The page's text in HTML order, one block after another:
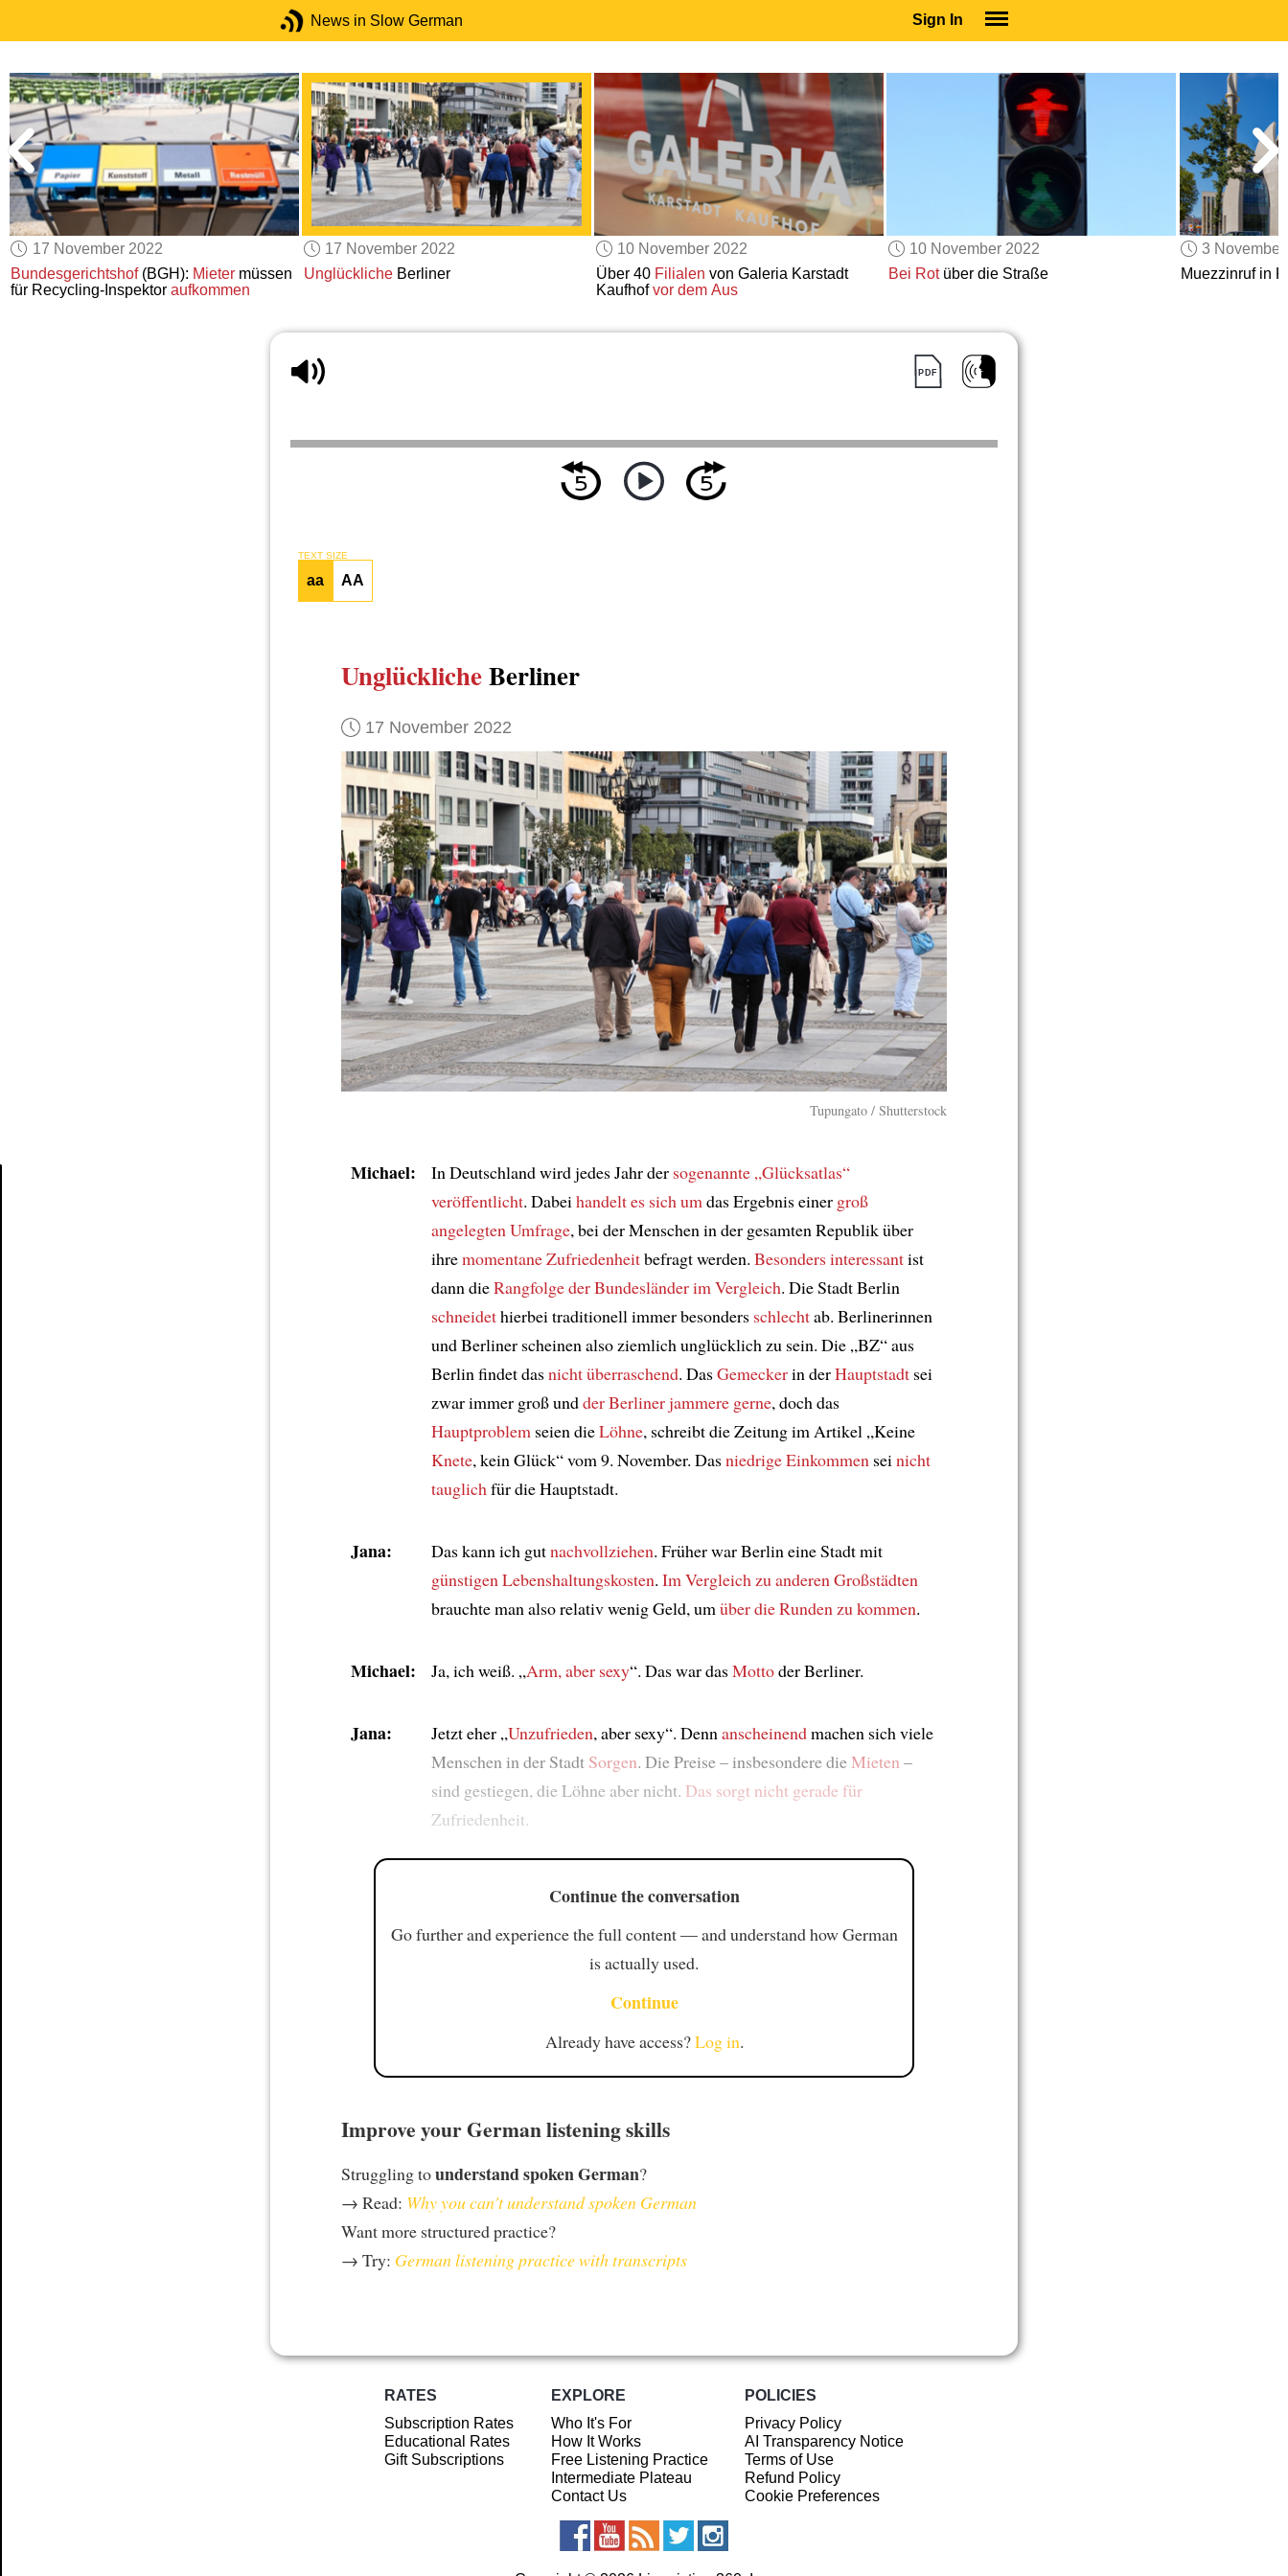
News in Slow German Sign In
SUBSCRIBE
EDUCATIONAL LICENSES
GIFT CARDS
OTHER LANGUAGES
ABOUT US
ALEXA
ADJUST COLORS
17 November 2022
Bundesgerichtshof(BGH): Mieter müssen
für Recycling-Inspektoraufkommen
17 November 2022
UnglücklicheBerliner
10 November 2022
Über 40 Filialen von Galeria Karstadt
Kaufhofvor dem Aus
10 November 2022
Bei Rotüber die Straße
3
Muezzinruf in
TEXT SIZE
aa AA
UnglücklicheBerliner
17 November 2022
Tupungato / Shutterstock
Michael: In Deutschland wird jedes Jahr der sogenannte „Glücksatlas“
veröffentlicht. Dabeihandelt es sich umdas Ergebnis einer groß
angelegten Umfrage, bei der Menschen in der gesamten Republik über
ihremomentane Zufriedenheitbefragt werden. Besonders interessantist
dann dieRangfolge der Bundesländerim Vergleich. Die Stadt Berlin
schneidethierbei traditionell immer besonders schlechtab. Berlinerinnen
und Berliner scheinen also ziemlich unglücklich zu sein. Die „BZ“ aus
Berlin findet dasnicht überraschend. DasGemeckerin derHauptstadt sei
zwar immer groß undder Berliner jammere gerne, doch das
Hauptproblem seien dieLöhne, schreibt die Zeitung im Artikel „Keine
Knete, kein Glück“ vom 9. November. Dasniedrige Einkommen seinicht
tauglichfür die Hauptstadt.
Jana: Das kann ich gutnachvollziehen. Früher war Berlin eine Stadt mit
günstigen Lebenshaltungskosten. Im Vergleich zu anderen Großstädten
brauchte man also relativ wenig Geld, umüber die Runden zu kommen.
Michael: Ja, ich weiß. „Arm, aber sexy“. Das war dasMottoder Berliner.
Jana: Jetzt eher „Unzufrieden, aber sexy“. Dennanscheinendmachen sich viele
Menschen in der Stadt Sorgen. Die Preise – insbesondere dieMieten –
sind gestiegen, die Löhne aber nicht. Das sorgt nicht gerade für
Zufriedenheit.
Continue the conversation
Go further and experience the full content — and understand how German
is actually used.
Continue
Already have access?Log in.
Improve your German listening skills
Struggling tounderstand spoken German?
→ Read: Why you can't understand spoken German
Want more structured practice?
→ Try: German listening practice with transcripts
RATES
Subscription Rates
Educational Rates
Gift Subscriptions
EXPLORE
Who It's For
How It Works
Free Listening Practice
Intermediate Plateau
Contact Us
POLICIES
Privacy Policy
AI Transparency Notice
Terms of Use
Refund Policy
Cookie Preferences